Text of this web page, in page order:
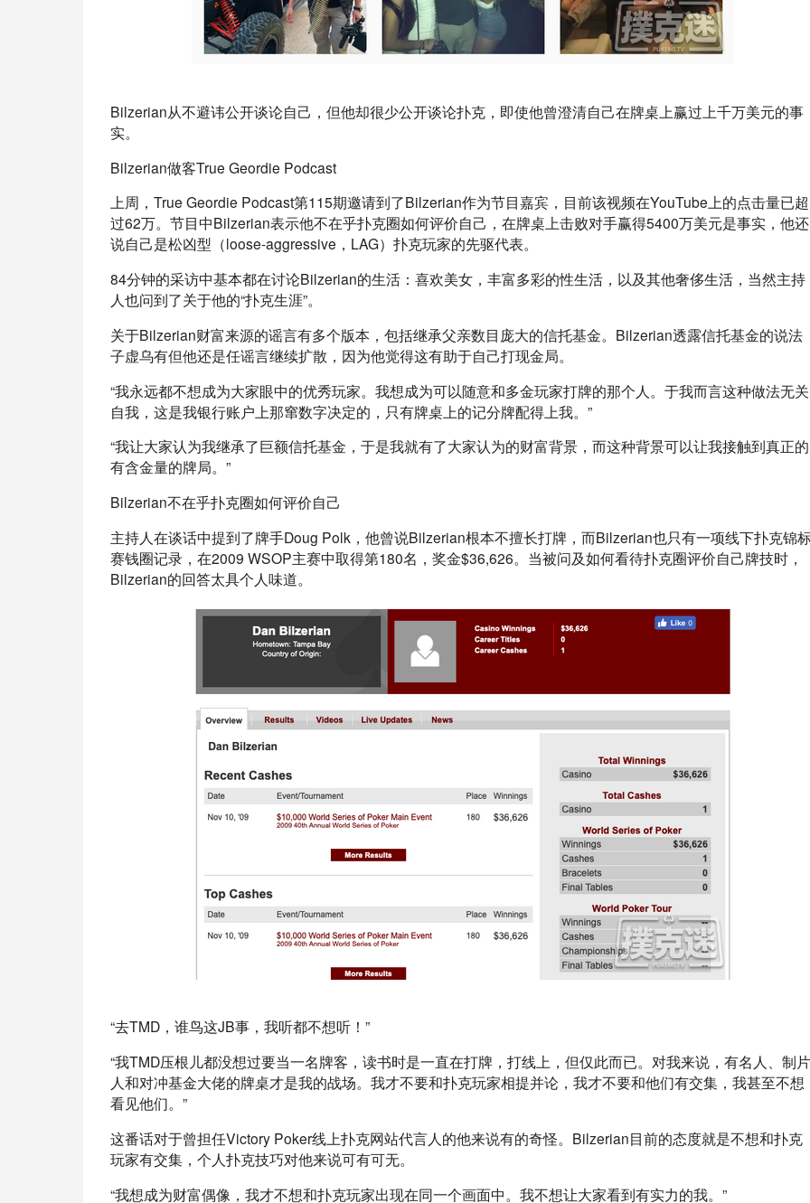
Bilzerian从不避讳公开谈论自己，但他却很少公开谈论扑克，即使他曾澄清自己在牌桌上赢过上千万美元的事
实。
Bilzerian做客True Geordie Podcast
上周，True Geordie Podcast第115期邀请到了Bilzerian作为节目嘉宾，目前该视频在YouTube上的点击量已超
过62万。节目中Bilzerian表示他不在乎扑克圈如何评价自己，在牌桌上击败对手赢得5400万美元是事实，他还
说自己是松凶型（loose-aggressive，LAG）扑克玩家的先驱代表。
84分钟的采访中基本都在讨论Bilzerian的生活：喜欢美女，丰富多彩的性生活，以及其他奢侈生活，当然主持
人也问到了关于他的“扑克生涯”。
关于Bilzerian财富来源的谣言有多个版本，包括继承父亲数目庞大的信托基金。Bilzerian透露信托基金的说法
子虚乌有但他还是任谣言继续扩散，因为他觉得这有助于自己打现金局。
“我永远都不想成为大家眼中的优秀玩家。我想成为可以随意和多金玩家打牌的那个人。于我而言这种做法无关
自我，这是我银行账户上那窜数字决定的，只有牌桌上的记分牌配得上我。”
“我让大家认为我继承了巨额信托基金，于是我就有了大家认为的财富背景，而这种背景可以让我接触到真正的
有含金量的牌局。”
Bilzerian不在乎扑克圈如何评价自己
主持人在谈话中提到了牌手Doug Polk，他曾说Bilzerian根本不擅长打牌，而Bilzerian也只有一项线下扑克锦
赛钱圈记录，在2009 WSOP主赛中取得第180名，奖金$36,626。当被问及如何看待扑克圈评价自己牌技时，
Bilzerian的回答太具个人味道。
“去TMD，谁鸟这JB事，我听都不想听！”
“我TMD压根儿都没想过要当一名牌客，读书时是一直在打牌，打线上，但仅此而已。对我来说，有名人、制片
人和对冲基金大佬的牌桌才是我的战场。我才不要和扑克玩家相提并论，我才不要和他们有交集，我甚至不想
看见他们。”
这番话对于曾担任Victory Poker线上扑克网站代言人的他来说有的奇怪。Bilzerian目前的态度就是不想和扑克
玩家有交集，个人扑克技巧对他来说可有可无。
“我想成为财富偶像，我才不想和扑克玩家出现在同一个画面中。我不想让大家看到有实力的我。”